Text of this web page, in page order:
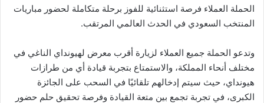
الحملة العملاء فرصة استثنائية للفوز برحلة متكاملة لحضور مباريات
المنتخب السعودي في الحدث العالمي المرتقب.
وتدعو الحملة جميع العملاء لزيارة أقرب معرض لهيونداي الناغي في
مختلف أنحاء المملكة، والاستمتاع بتجربة قيادة أي من طرازات
هيونداي، حيث سيتم إدخالهم تلقائيًا في السحب على الجائزة
الكبرى، في تجربة تجمع بين متعة القيادة وفرصة تحقيق حلم حضور